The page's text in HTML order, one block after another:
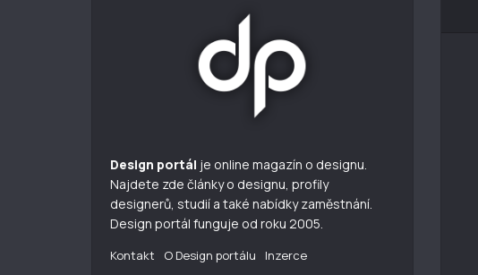
Design portál je online magazín o designu.
Najdete zde články o designu, profily
designerů, studií a také nabídky zaměstnání.
Design portál funguje od roku 2005.
Kontakt O Design portálu Inzerce